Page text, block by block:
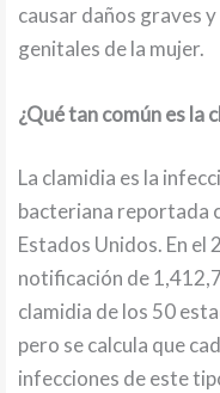
causar daños graves
genitales de la mujer.
¿Qué tan común es la
La clamidia es la
bacteriana reportada
Estados Unidos. En el
notificación de
clamidia de los 50
pero se calcula que
infecciones de este